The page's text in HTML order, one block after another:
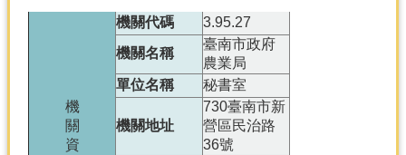
況
機
關
資
機關代碼
3.95.27
機關名稱
臺南市政府
農業局
單位名稱
秘書室
機關地址
730臺南市新
營區民治路
36號